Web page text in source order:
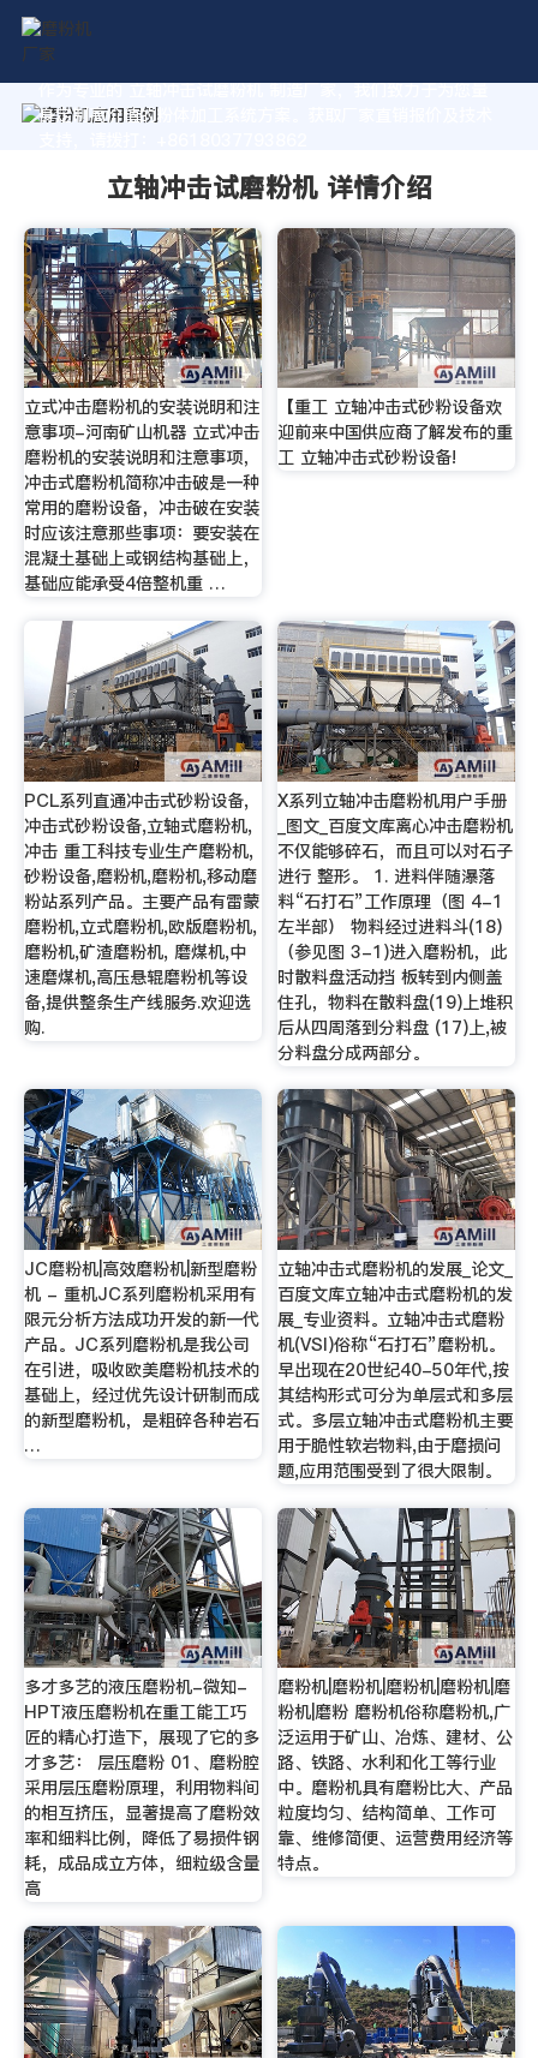
作为专业的 立轴冲击试磨粉机 制造厂家，我们致力于为您量
身定制高价值的粉体加工系统方案。获取厂家直销报价及技术
立轴冲击试磨粉机 详情介绍
立式冲击磨粉机的安装说明和注
意事项-河南矿山机器 立式冲击
磨粉机的安装说明和注意事项，
冲击式磨粉机简称冲击破是一种
常用的磨粉设备，冲击破在安装
时应该注意那些事项：要安装在
混凝土基础上或钢结构基础上，
基础应能承受4倍整机重 …
【重工 立轴冲击式砂粉设备欢
迎前来中国供应商了解发布的重
工 立轴冲击式砂粉设备!
PCL系列直通冲击式砂粉设备,
冲击式砂粉设备,立轴式磨粉机,
冲击 重工科技专业生产磨粉机,
砂粉设备,磨粉机,磨粉机,移动磨
粉站系列产品。主要产品有雷蒙
磨粉机,立式磨粉机,欧版磨粉机,
磨粉机,矿渣磨粉机, 磨煤机,中
速磨煤机,高压悬辊磨粉机等设
备,提供整条生产线服务.欢迎选
购.
X系列立轴冲击磨粉机用户手册
_图文_百度文库离心冲击磨粉机
不仅能够碎石，而且可以对石子
进行 整形。 1. 进料伴随瀑落
料“石打石”工作原理（图 4-1
左半部） 物料经过进料斗(18)
（参见图 3-1)进入磨粉机，此
时散料盘活动挡 板转到内侧盖
住孔，物料在散料盘(19)上堆积
后从四周落到分料盘 (17)上,被
分料盘分成两部分。
JC磨粉机|高效磨粉机|新型磨粉
机 - 重机JC系列磨粉机采用有
限元分析方法成功开发的新一代
产品。JC系列磨粉机是我公司
在引进，吸收欧美磨粉机技术的
基础上，经过优先设计研制而成
的新型磨粉机，是粗碎各种岩石
…
立轴冲击式磨粉机的发展_论文_
百度文库立轴冲击式磨粉机的发
展_专业资料。立轴冲击式磨粉
机(VSI)俗称“石打石”磨粉机。
早出现在20世纪40-50年代,按
其结构形式可分为单层式和多层
式。多层立轴冲击式磨粉机主要
用于脆性软岩物料,由于磨损问
题,应用范围受到了很大限制。
多才多艺的液压磨粉机-微知-
HPT液压磨粉机在重工能工巧
匠的精心打造下，展现了它的多
才多艺： 层压磨粉 01、磨粉腔
采用层压磨粉原理，利用物料间
的相互挤压，显著提高了磨粉效
率和细料比例，降低了易损件钢
耗，成品成立方体，细粒级含量
高
磨粉机|磨粉机|磨粉机|磨粉机|磨
粉机|磨粉 磨粉机俗称磨粉机,广
泛运用于矿山、冶炼、建材、公
路、铁路、水利和化工等行业
中。磨粉机具有磨粉比大、产品
粒度均匀、结构简单、工作可
靠、维修简便、运营费用经济等
特点。